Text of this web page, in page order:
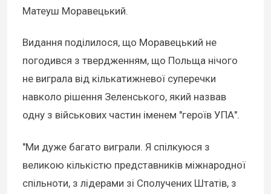
Матеуш Моравецький.
Видання поділилося, що Моравецький не
погодився з твердженням, що Польща нічого
не виграла від кількатижневої суперечки
навколо рішення Зеленського, який назвав
одну з військових частин іменем "героїв УПА".
"Ми дуже багато виграли. Я спілкуюся з
великою кількістю представників міжнародної
спільноти, з лідерами зі Сполучених Штатів, з